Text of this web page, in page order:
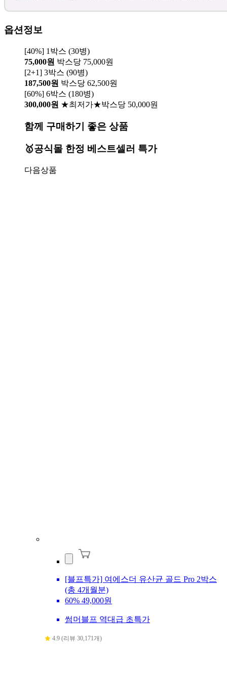
옵션정보
[40%] 1박스 (30병)
75,000원 박스당 75,000원
[2+1] 3박스 (90병)
187,500원 박스당 62,500원
[60%] 6박스 (180병)
300,000원 ★최저가★박스당 50,000원
함께 구매하기 좋은 상품
🥇공식몰 한정 베스트셀러 특가
다음상품
[블프특가] 여에스더 유산균 골드 Pro 2박스
(총 4개월분)
60% 49,000원
썸머블프 역대급 초특가
4.9 (리뷰 30,171개)